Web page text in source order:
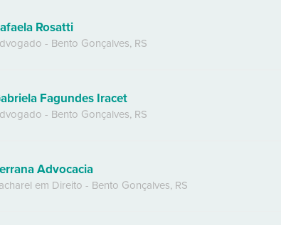
Rosatti
- Bento Gonçalves, RS
Fagundes Iracet
- Bento Gonçalves, RS
Advocacia
em Direito - Bento Gonçalves, RS